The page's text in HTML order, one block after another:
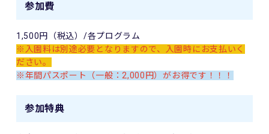
参加費
1,500円（税込）/各プログラム
※入園料は別途必要となりますので、入園時にお支払いく
ださい。
※年間パスポート（一般：2,000円）がお得です！！！
参加特典